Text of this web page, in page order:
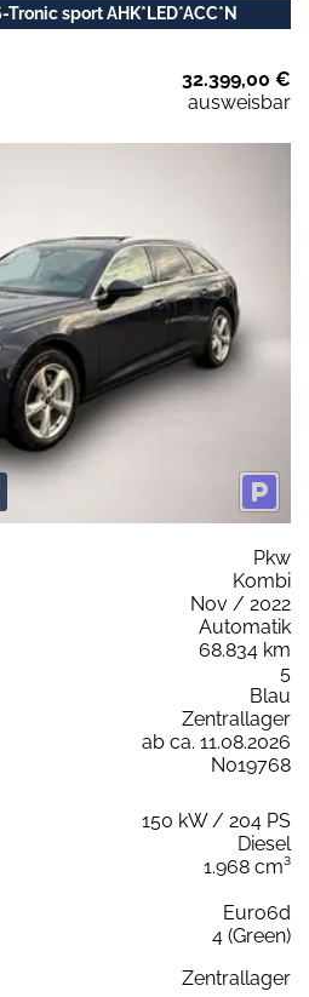
sport AHK*LED*ACC*N
32.399,00 €
ausweisbar
Pkw
Kombi
Nov / 2022
Automatik
68.834 km
5
Blau
Zentrallager
ab ca. 11.08.2026
N019768
150 kW / 204 PS
Diesel
1.968 cm³
Euro6d
4 (Green)
Zentrallager